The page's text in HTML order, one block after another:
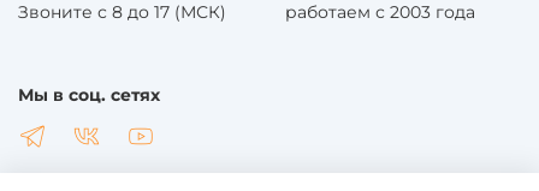
Звоните с 8 до 17 (МСК) работаем с 2003 года
Мы в соц. сетях